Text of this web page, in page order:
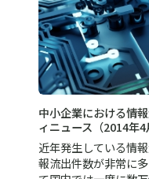
中小企業における情
ィニュース（2014年4
近年発生している情
報流出件数が非常に